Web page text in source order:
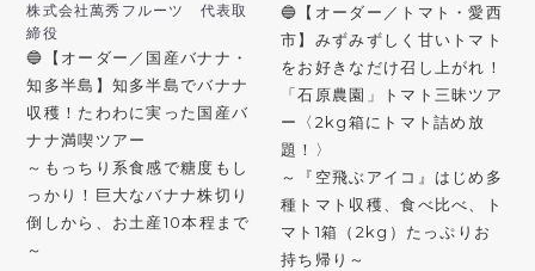
株式会社萬秀フルーツ 代表取
締役
🔵【オーダー／国産バナナ・
知多半島】知多半島でバナナ
収穫！たわわに実った国産バ
ナナ満喫ツアー
～もっちり系食感で糖度もし
っかり！巨大なバナナ株切り
倒しから、お土産10本程まで
～
🔵【オーダー／トマト・愛西
市】みずみずしく甘いトマト
をお好きなだけ召し上がれ！
「石原農園」トマト三昧ツア
ー〈2kg箱にトマト詰め放
題！〉
～『空飛ぶアイコ』はじめ多
種トマト収穫、食べ比べ、ト
マト1箱（2kg）たっぷりお
持ち帰り～